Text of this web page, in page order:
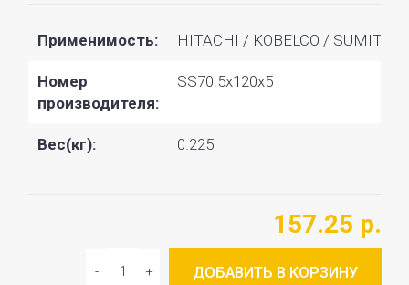
Применимость: HITACHI / KOBELCO /
Номер
производителя:
SS70.5x120x5
Вес(кг): 0.225
157.25 р.
ДОБАВИТЬ В КОРЗИНУ